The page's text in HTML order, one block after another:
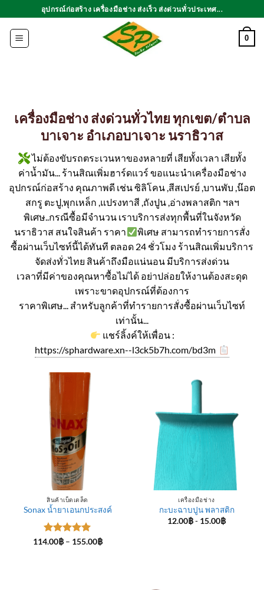
ไป
เนื้อหา
อุปกรณ์ก่อสร้าง เครื่องมือช่าง ส่งเร็ว ส่งด่วนทั่วประเทศ...
0
เครื่องมือช่าง ส่งด่วนทั่วไทย ทุกเขต/ตำบล
บาเจาะ อำเภอบาเจาะ นราธิวาส
ไม่ต้องขับรถตระเวนหาของหลายที่ เสียทั้งเวลา เสียทั้ง
ค่าน้ำมัน... ร้านสิณเพิ่มฮาร์ดแวร์ ขอแนะนำเครื่องมือช่าง
อุปกรณ์ก่อสร้าง คุณภาพดี เช่น ซิลิโคน ,สีสเปรย์ ,บานพับ ,น๊อต
สกรู ตะปู,พุกเหล็ก ,แปรงทาสี ,ถังปูน ,อ่างพลาสติก ฯลฯ
พิเศษ..กรณีซื้อมีจำนวน เราบริการส่งทุกพื้นที่ในจังหวัด
นราธิวาส สนใจสินค้า ราคา
พิเศษ สามารถทำรายการสั่ง
ซื้อผ่านเว็บไซท์นี้ได้ทันที ตลอด 24 ชั่วโมง ร้านสิณเพิ่มบริการ
จัดส่งทั่วไทย สินค้าถึงมือแน่นอน มีบริการส่งด่วน
เวลาที่มีค่าของคุณหาซื้อไม่ได้ อย่าปล่อยให้งานต้องสะดุด
เพราะขาดอุปกรณ์ที่ต้องการ
ราคาพิเศษ... สำหรับลูกค้าที่ทำรายการสั่งซื้อผ่านเว็บไซท์
เท่านั้น...
แชร์ลิ้งค์ให้เพื่อน :
https://sphardware.xn--l3ck5b7h.com/bd3m
สินค้าเบ็ดเตล็ด
Sonax น้ำยาเอนกประสงค์
ให้คะแนน
114.00฿ – 155.00฿Price
เครื่องมือช่าง
กะบะฉาบปูน พลาสติก
12.00฿- 15.00฿